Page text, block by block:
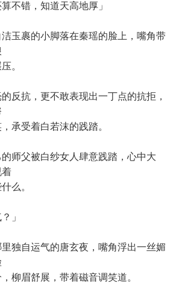
错，知道天高地厚」
裹的小脚落在秦瑶的脸上，嘴角带
。
抗，更不敢表现出一丁点的抗拒，
承受着白若沫的践踏。
父被白纱女人肆意践踏，心中大
着
么。
」
自运气的唐玄夜，嘴角浮出一丝媚
柳眉舒展，带着磁音调笑道。